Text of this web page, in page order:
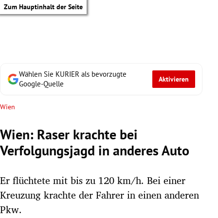
Zum Hauptinhalt der Seite
Untermenü
Wählen Sie KURIER als bevorzugte
Google-Quelle
Aktivieren
Wien
Wien: Raser krachte bei
Verfolgungsjagd in anderes Auto
Er flüchtete mit bis zu 120 km/h. Bei einer
Kreuzung krachte der Fahrer in einen anderen
Pkw.